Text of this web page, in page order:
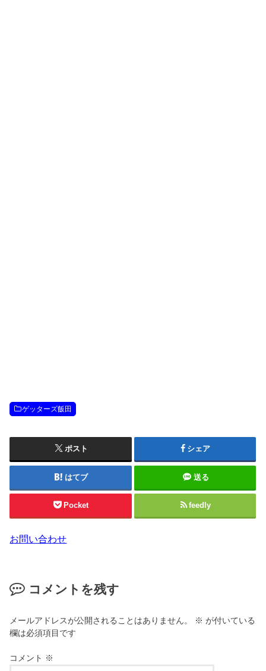
ゲッターズ飯田
ポスト シェア
はてブ 送る
Pocket feedly
お問い合わせ
コメントを残す
メールアドレスが公開されることはありません。 ※ が付いている
欄は必須項目です
コメント ※